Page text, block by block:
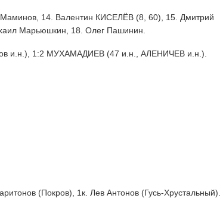
14. Валентин КИСЕЛЁВ (8, 60), 15. Дмитрий
Марьюшкин, 18. Олег Пашинин.
и.н.), 1:2 МУХАМАДИЕВ (47 и.н., АЛЕНИЧЕВ и.н.).
(Покров), 1к. Лев Антонов (Гусь-Хрустальный).